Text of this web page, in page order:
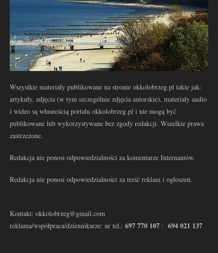
Wszystkie materiały publikowane na stronie okkolobrzeg.pl takie jak:
artykuły, zdjęcia (w tym szczególnie zdjęcia autorskie), materiały audio
i wideo są własnością portalu okkolobrzeg.pl i nie mogą być
publikowane lub wykorzystywane bez zgody redakcji. Wszelkie prawa
zastrzeżone.
Redakcja nie ponosi odpowiedzialności za komentarze Internautów.
Redakcja nie ponosi odpowiedzialności za treść reklam i ogłoszeń.
Kontakt: okkolobrzeg@gmail.com
reklama/współpraca/dziennikarze: nr tel.: 697 770 107 : 694 021 137